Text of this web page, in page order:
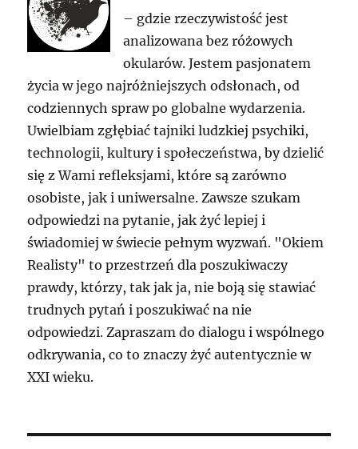
– gdzie rzeczywistość jest
analizowana bez różowych
okularów. Jestem pasjonatem
życia w jego najróżniejszych odsłonach, od
codziennych spraw po globalne wydarzenia.
Uwielbiam zgłębiać tajniki ludzkiej psychiki,
technologii, kultury i społeczeństwa, by dzielić
się z Wami refleksjami, które są zarówno
osobiste, jak i uniwersalne. Zawsze szukam
odpowiedzi na pytanie, jak żyć lepiej i
świadomiej w świecie pełnym wyzwań. "Okiem
Realisty" to przestrzeń dla poszukiwaczy
prawdy, którzy, tak jak ja, nie boją się stawiać
trudnych pytań i poszukiwać na nie
odpowiedzi. Zapraszam do dialogu i wspólnego
odkrywania, co to znaczy żyć autentycznie w
XXI wieku.